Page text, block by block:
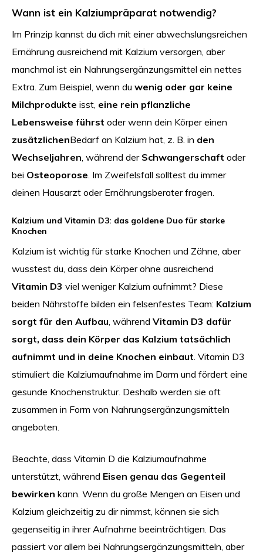
Wann ist ein Kalziumpräparat notwendig?
Im Prinzip kannst du dich mit einer abwechslungsreichen
Ernährung ausreichend mit Kalzium versorgen, aber
manchmal ist ein Nahrungsergänzungsmittel ein nettes
Extra. Zum Beispiel, wenn du wenig oder gar keine
Milchprodukte isst, eine rein pflanzliche
Lebensweise führst oder wenn dein Körper einen
zusätzlichenBedarf an Kalzium hat, z. B. in den
Wechseljahren , während der Schwangerschaft oder
bei Osteoporose . Im Zweifelsfall solltest du immer
deinen Hausarzt oder Ernährungsberater fragen.
Kalzium und Vitamin D3: das goldene Duo für starke
Knochen
Kalzium ist wichtig für starke Knochen und Zähne, aber
wusstest du, dass dein Körper ohne ausreichend
Vitamin D3 viel weniger Kalzium aufnimmt? Diese
beiden Nährstoffe bilden ein felsenfestes Team: Kalzium
sorgt für den Aufbau , während Vitamin D3 dafür
sorgt, dass dein Körper das Kalzium tatsächlich
aufnimmt und in deine Knochen einbaut . Vitamin D3
stimuliert die Kalziumaufnahme im Darm und fördert eine
gesunde Knochenstruktur. Deshalb werden sie oft
zusammen in Form von Nahrungsergänzungsmitteln
angeboten.
Beachte, dass Vitamin D die Kalziumaufnahme
unterstützt, während Eisen genau das Gegenteil
bewirken kann. Wenn du große Mengen an Eisen und
Kalzium gleichzeitig zu dir nimmst, können sie sich
gegenseitig in ihrer Aufnahme beeinträchtigen. Das
passiert vor allem bei Nahrungsergänzungsmitteln, aber